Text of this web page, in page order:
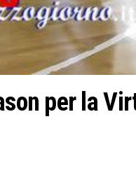
per la